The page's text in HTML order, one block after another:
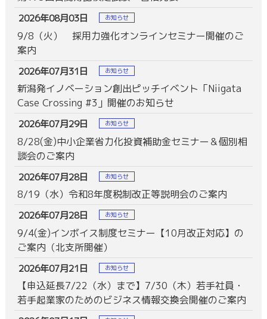
2026年08月03日 お知らせ
9/8（火） 採用力強化オンラインセミナー開催のご
案内
2026年07月31日 お知らせ
新潟発イノベーション創出ピッチイベント「Niigata
Case Crossing #3」開催のお知らせ
2026年07月29日 お知らせ
8/28(金)中小企業省力化投資補助金セミナー＆個別相
談会のご案内
2026年07月28日 お知らせ
8/19（水）令和8年度税制改正等説明会のご案内
2026年07月28日 お知らせ
9/4(金)インボイス制度セミナー【10月改正対応】の
ご案内（北支所開催）
2026年07月21日 お知らせ
【申込延長7/22（水）まで】7/30（木）若手社員・
若手起業家のためのビジネス情報交換会開催のご案内